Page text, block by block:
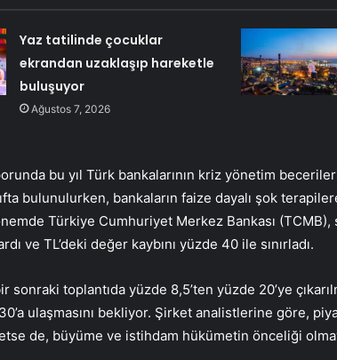
Yaz tatilinde çocuklar
ekrandan uzaklaşıp hareketle
buluşuyor
Ağustos 7, 2026
bu yıl Türk bankalarının kriz yönetim
bulunulurken, bankaların faize dayalı şok
Türkiye Cumhuriyet Merkez Bankası (TCMB),
ve TL’deki değer kaybını yüzde 40 ile sınırladı.
sonraki toplantıda yüzde 8,5’ten yüzde 20’ye
ulaşmasını bekliyor. Şirket analistlerine göre,
de, büyüme ve istihdam hükümetin önceliği